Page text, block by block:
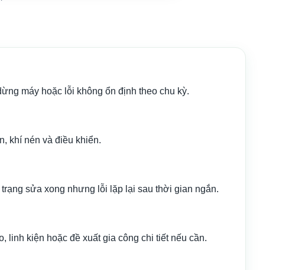
máy hoặc lỗi không ổn định theo chu kỳ.
khí nén và điều khiển.
sửa xong nhưng lỗi lặp lại sau thời gian ngắn.
linh kiện hoặc đề xuất gia công chi tiết nếu cần.